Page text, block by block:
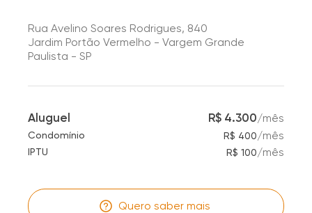
Rua Avelino Soares Rodrigues, 840
Jardim Portão Vermelho - Vargem Grande
Paulista - SP
Aluguel R$ 4.300/mês
Condomínio R$ 400/mês
IPTU R$ 100/mês
Quero saber mais